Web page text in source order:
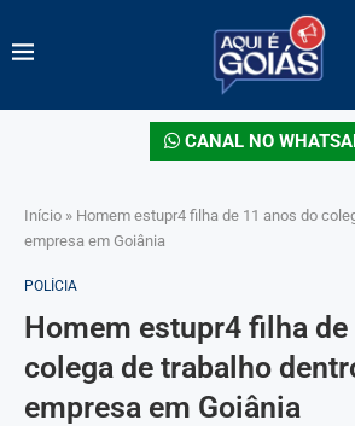
CANAL NO
Início » Homem estupr4 filha de 11 anos do
empresa em Goiânia
POLÍCIA
Homem estupr4 filha de
colega de trabalho
empresa em Goiânia